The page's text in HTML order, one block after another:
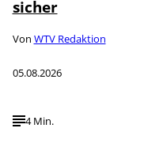
sicher
Von WTV Redaktion
05.08.2026
4 Min.